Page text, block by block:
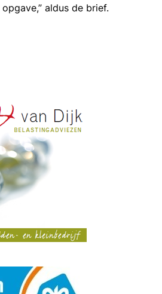
aldus de brief.